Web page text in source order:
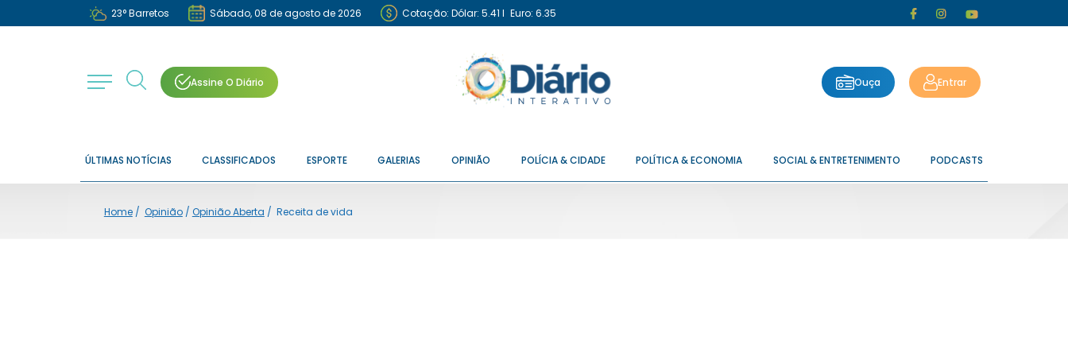
23°Barretos Sábado, 08 de agosto de 2026 Cotação: Dólar: 5.41 I Euro: 6.35
Assine O Diário Ouça Entrar
ÚLTIMAS NOTÍCIAS CLASSIFICADOS ESPORTE GALERIAS OPINIÃO POLÍCIA & CIDADE POLÍTICA & ECONOMIA SOCIAL & ENTRETENIMENTO PODCASTS
Home/ Opinião/ Opinião Aberta / Receita de vida